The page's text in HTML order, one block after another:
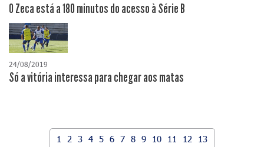
O Zeca está a 180 minutos do acesso à Série B
24/08/2019
Só a vitória interessa para chegar aos matas
1 2 3 4 5 6 7 8 9 10 11 12
13